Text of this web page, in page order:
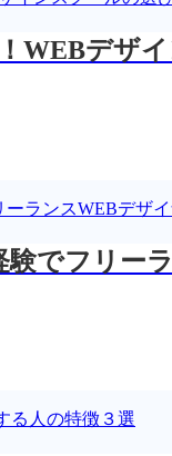
WEBデザ
験でフリ